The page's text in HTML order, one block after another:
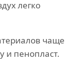
легко
чаще
и пенопласт.